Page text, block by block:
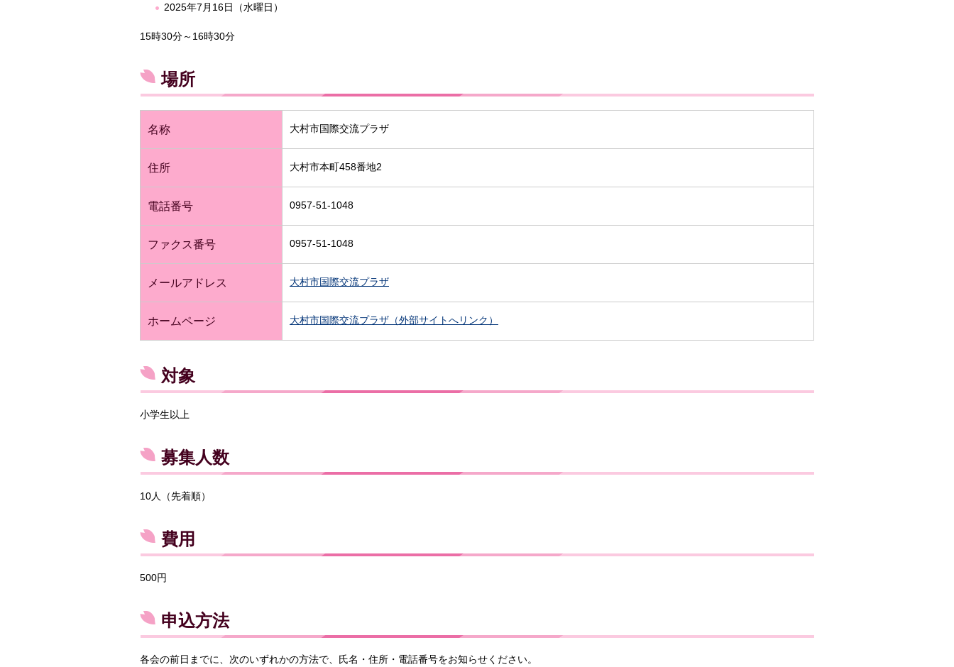
2025年7月16日（水曜日）
15時30分～16時30分
場所
名称 大村市国際交流プラザ
住所 大村市本町458番地2
電話番号 0957-51-1048
ファクス番号 0957-51-1048
メールアドレス 大村市国際交流プラザ
ホームページ 大村市国際交流プラザ（外部サイトへリンク）
対象
小学生以上
募集人数
10人（先着順）
費用
500円
申込方法
各会の前日までに、次のいずれかの方法で、氏名・住所・電話番号をお知らせください。